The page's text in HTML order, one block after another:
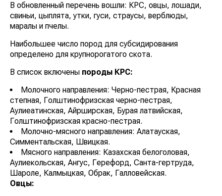
В обновленный перечень вошли: КРС, овцы, лошади,
свиньи, цыплята, утки, гуси, страусы, верблюды,
маралы и пчелы.
Наибольшее число пород для субсидирования
определено для крупнорогатого скота.
В список включены породы КРС:
Молочного направления: Черно-пестрая, Красная
степная, Голштинофризская черно-пестрая,
Аулиеатинская, Айрширская, Бурая латвийская,
Голштинофризская красно-пестрая.
Молочно-мясного направления: Алатауская,
Симментальская, Швицкая.
Мясного направления: Казахская белоголовая,
Аулиекольская, Ангус, Герефорд, Санта-гертруда,
Шароле, Калмыцкая, Обрак, Галловейская.
Овцы: